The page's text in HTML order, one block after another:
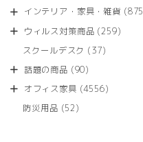
商
の
商
インテリア・家具・雑貨 875
ウィルス対策商品 259259
スクールデスク 3737
商
話題の商品 9090
の
オフィス家具 45564556
防災用品 5252